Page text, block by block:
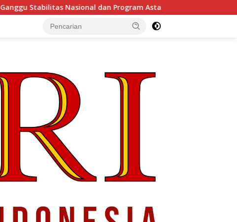
dan Program Asta Cita Prabowo-Gibran